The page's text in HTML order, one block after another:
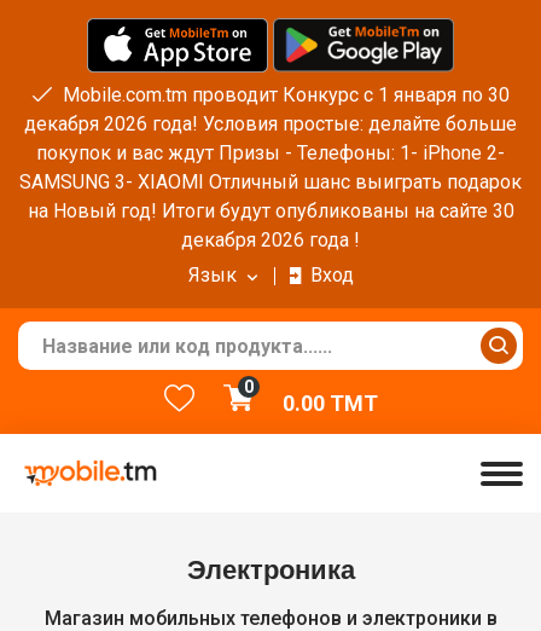
Mobile.com.tm проводит Конкурс с 1 января по 30
декабря 2026 года! Условия простые: делайте больше
покупок и вас ждут Призы - Телефоны: 1- iPhone 2-
SAMSUNG 3- XIAOMI Отличный шанс выиграть подарок
на Новый год! Итоги будут опубликованы на сайте 30
декабря 2026 года !
Язык
Вход
0
0.00TMT
Электроника
Магазин мобильных телефонов и электроники в